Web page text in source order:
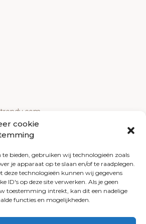
cookie
te bieden, gebruiken wij technologieën zoals
je apparaat op te slaan en/of te raadplegen.
deze technologieën kunnen wij gegevens
ID's op deze site verwerken. Als je geen
toestemming intrekt, kan dit een nadelige
functies en mogelijkheden.